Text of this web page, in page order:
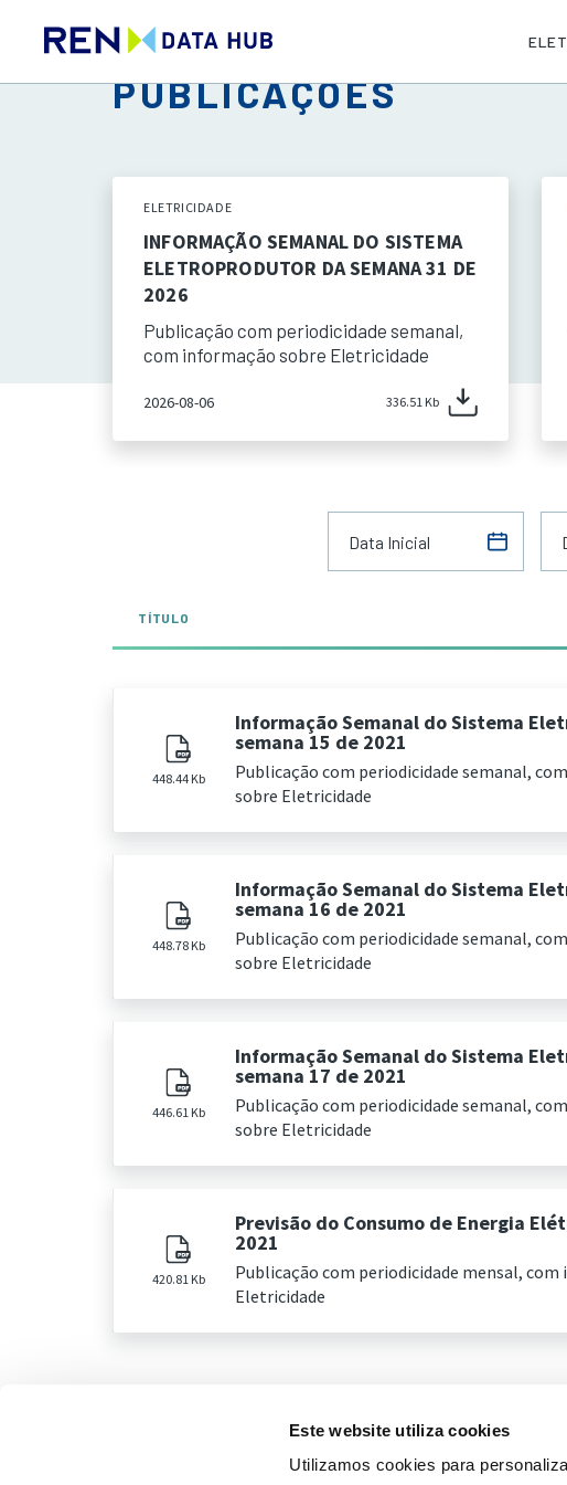
Este website utiliza cookies
Utilizamos cookies para
PUBLICAÇÕES
ELETRICIDADE
INFORMAÇÃO SEMANAL DO SISTEMA
ELETROPRODUTOR DA SEMANA 31 DE
2026
Publicação com periodicidade semanal,
com informação sobre Eletricidade
2026-08-06 336.51 Kb
TÍTULO
448.44 Kb
Informação Semanal do Sistema
semana 15 de 2021
Publicação com periodicidade semanal,
sobre Eletricidade
448.78 Kb
Informação Semanal do Sistema
semana 16 de 2021
Publicação com periodicidade semanal,
sobre Eletricidade
446.61 Kb
Informação Semanal do Sistema
semana 17 de 2021
Publicação com periodicidade semanal,
sobre Eletricidade
420.81 Kb
Previsão do Consumo de Energia
2021
Publicação com periodicidade mensal,
Eletricidade